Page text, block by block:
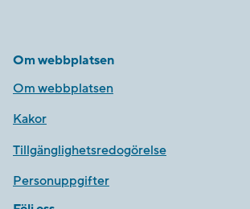
Om webbplatsen
Om webbplatsen
Kakor
Tillgänglighetsredogörelse
Personuppgifter